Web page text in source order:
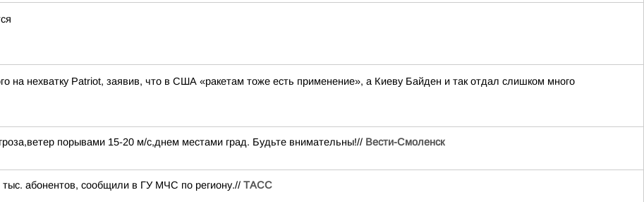
на нехватку Patriot, заявив, что в США «ракетам тоже есть применение», а Киеву Байден и так отдал слишком много
порывами 15-20 м/с,днем местами град. Будьте внимательны!// Вести-Смоленск
тыс. абонентов, сообщили в ГУ МЧС по региону.// ТАСС